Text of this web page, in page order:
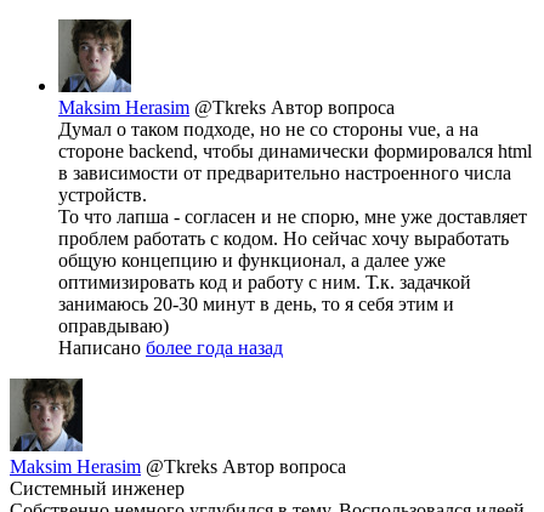
Maksim Herasim @Tkreks Автор вопроса
Думал о таком подходе, но не со стороны vue, а на
стороне backend, чтобы динамически формировался html
в зависимости от предварительно настроенного числа
устройств.
То что лапша - согласен и не спорю, мне уже доставляет
проблем работать с кодом. Но сейчас хочу выработать
общую концепцию и функционал, а далее уже
оптимизировать код и работу с ним. Т.к. задачкой
занимаюсь 20-30 минут в день, то я себя этим и
оправдываю)
Написано более года назад
Maksim Herasim @Tkreks Автор вопроса
Системный инженер